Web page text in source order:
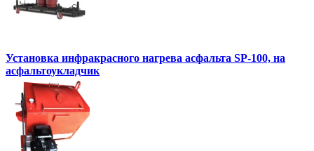
Установка инфракрасного нагрева асфальта SP-100, на
асфальтоукладчик